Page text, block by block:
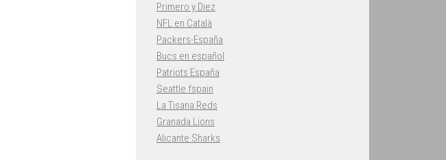
Primero y Diez
NFL en Català
Packers-España
Bucs en español
Patriots España
Seattle fspain
La Tisana Reds
Granada Lions
Alicante Sharks